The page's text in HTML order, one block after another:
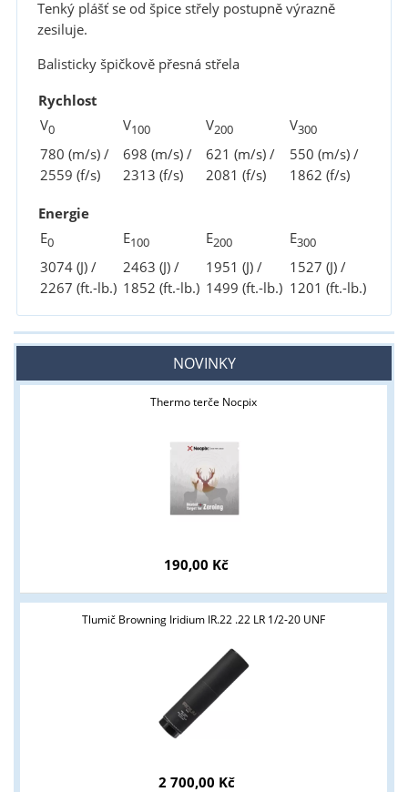
Tenký plášť se od špice střely postupně výrazně
zesiluje.
Balisticky špičkově přesná střela
Rychlost
V0 V100 V200 V300
780 (m/s) /
2559 (f/s)
698 (m/s) /
2313 (f/s)
621 (m/s) /
2081 (f/s)
550 (m/s) /
1862 (f/s)
Energie
E0 E100 E200 E300
3074 (J) /
2267 (ft.-lb.)
2463 (J) /
1852 (ft.-lb.)
1951 (J) /
1499 (ft.-lb.)
1527 (J) /
1201 (ft.-lb.)
NOVINKY
Thermo terče Nocpix
190,00 Kč
Tlumič Browning Iridium IR.22 .22 LR 1/2-20 UNF
2 700,00 Kč